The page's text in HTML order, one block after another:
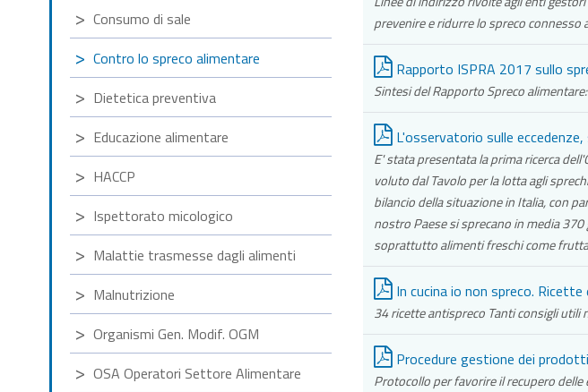
prevenire e ridurre lo spreco
Rapporto ISPRA 2017 sullo
Sintesi del Rapporto Spreco
L'osservatorio sulle
E' stata presentata la prima ricerca
voluto dal Tavolo per la lotta agli
bilancio della situazione in Italia, con
nostro Paese si sprecano in media
soprattutto alimenti freschi come
In cucina io non spreco.
34 ricette antispreco Tanti consigli utili
Procedure gestione dei
Protocollo per favorire il recupero
Consumo di sale
Contro lo spreco alimentare
Dietetica preventiva
Educazione alimentare
HACCP
Ispettorato micologico
Malattie trasmesse dagli alimenti
Malnutrizione
Organismi Gen. Modif. OGM
OSA Operatori Settore Alimentare